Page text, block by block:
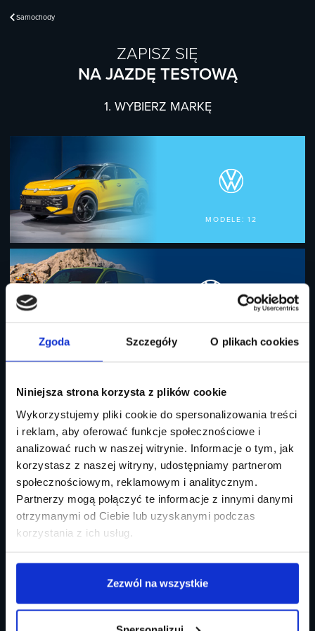
Zgoda Szczegóły O plikach cookies
Niniejsza strona korzysta z plików cookie
Wykorzystujemy pliki cookie do spersonalizowania treści
i reklam, aby oferować funkcje społecznościowe i
analizować ruch w naszej witrynie. Informacje o tym, jak
korzystasz z naszej witryny, udostępniamy partnerom
społecznościowym, reklamowym i analitycznym.
Partnerzy mogą połączyć te informacje z innymi danymi
otrzymanymi od Ciebie lub uzyskanymi podczas
korzystania z ich usług.
Zezwól na wszystkie
Samochody
ZAPISZ SIĘ
NA JAZDĘ TESTOWĄ
1. WYBIERZ MARKĘ
MODELE:12
MODELE: 12